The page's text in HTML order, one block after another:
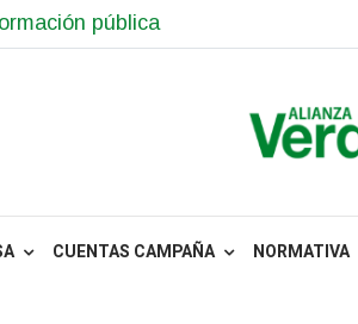
pública
CUENTAS CAMPAÑA NORMATIVA